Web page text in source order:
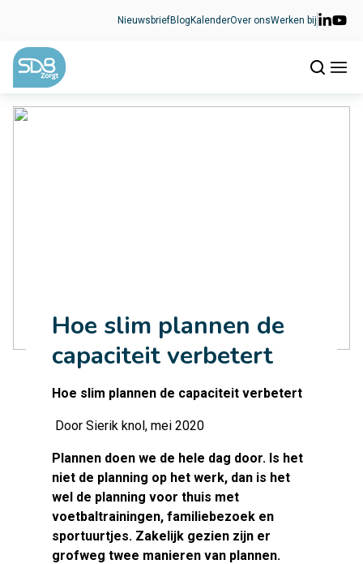
NieuwsbriefBlog KalenderOver onsWerken bij
Hoe slim plannen de
capaciteit verbetert
Hoe slim plannen de capaciteit verbetert
Door Sierik knol, mei 2020
Plannen doen we de hele dag door. Is het
niet de planning op het werk, dan is het
wel de planning voor thuis met
voetbaltrainingen, familiebezoek en
sportuurtjes. Zakelijk gezien zijn er
grofweg twee manieren van plannen.